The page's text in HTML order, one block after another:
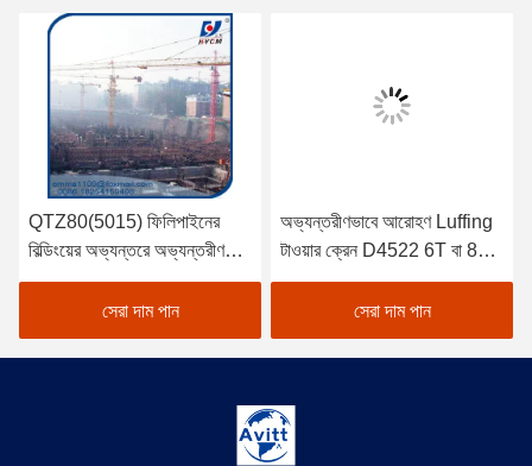
QTZ80(5015) ফিলিপাইনের
বিল্ডিংয়ের অভ্যন্তরে অভ্যন্তরীণ
ক্লাইম্বিং টাওয়ার ক্রেন
সেরা দাম পান
অভ্যন্তরীণভাবে আরোহণ Luffing
টাওয়ার ক্রেন D4522 6T বা 8T
লোড ক্ষমতা 45m Jib
সেরা দাম পান